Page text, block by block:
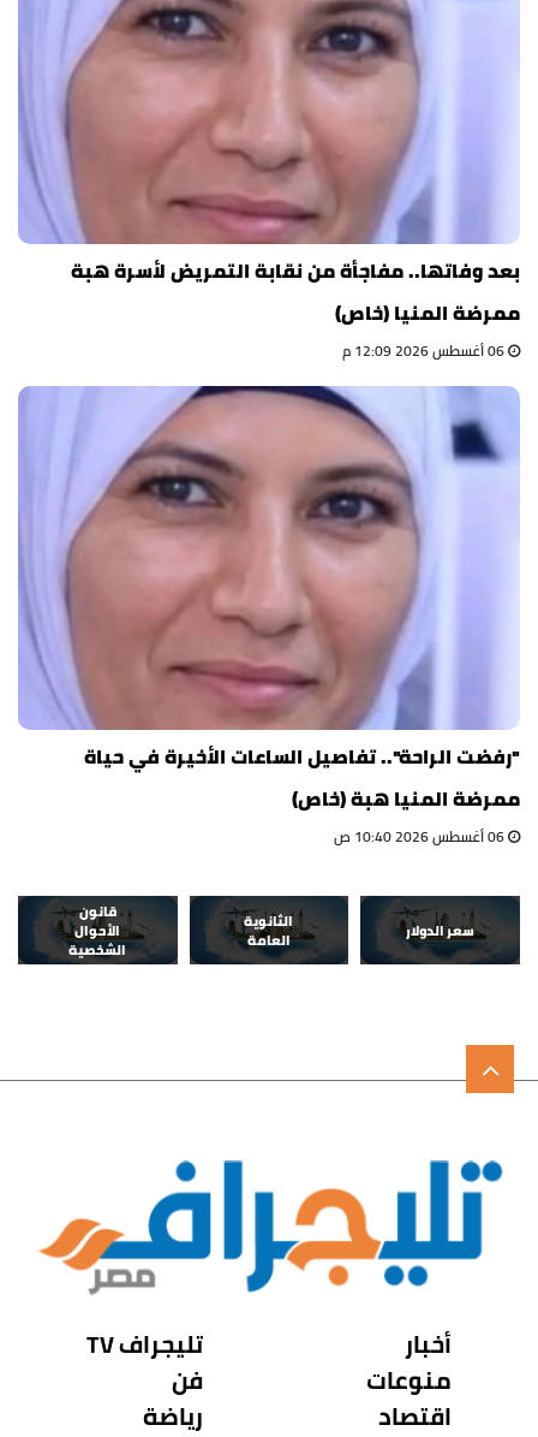
بعد وفاتها.. مفاجأة من نقابة التمريض لأسرة هبة
ممرضة المنيا (خاص)
"رفضت الراحة".. تفاصيل الساعات الأخيرة في حياة
ممرضة المنيا هبة (خاص)
سعر الدولار
الثانوية
العامة
قانون
الأحوال
الشخصية
أخبار
منوعات
اقتصاد
تليجراف TV
فن
رياضة